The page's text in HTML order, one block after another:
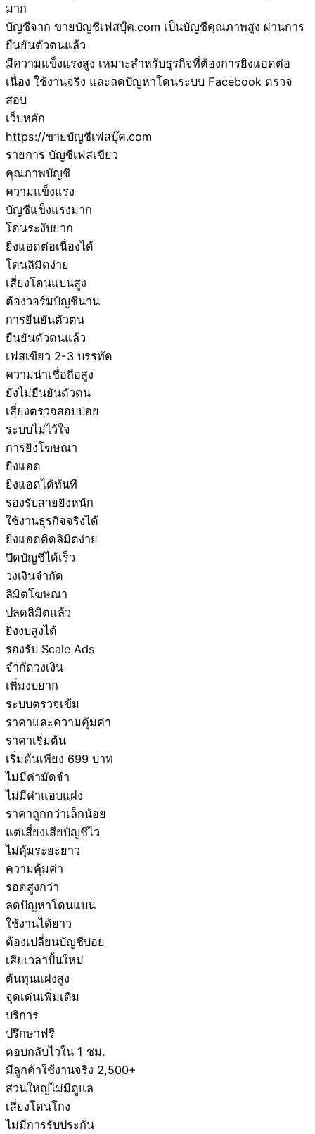
มาก
บัญชีจาก ขายบัญชีเฟสบุ๊ค.com เป็นบัญชีคุณภาพสูง ผ่านการ
ยืนยันตัวตนแล้ว
มีความแข็งแรงสูง เหมาะสำหรับธุรกิจที่ต้องการยิงแอดต่อ
เนื่อง ใช้งานจริง และลดปัญหาโดนระบบ Facebook ตรวจ
สอบ
เว็บหลัก
https://ขายบัญชีเฟสบุ๊ค.com
รายการ บัญชีเฟสเขียว
คุณภาพบัญชี
ความแข็งแรง
บัญชีแข็งแรงมาก
โดนระงับยาก
ยิงแอดต่อเนื่องได้
โดนลิมิตง่าย
เสี่ยงโดนแบนสูง
ต้องวอร์มบัญชีนาน
การยืนยันตัวตน
ยืนยันตัวตนแล้ว
เฟสเขียว 2-3 บรรทัด
ความน่าเชื่อถือสูง
ยังไม่ยืนยันตัวตน
เสี่ยงตรวจสอบบ่อย
ระบบไม่ไว้ใจ
การยิงโฆษณา
ยิงแอด
ยิงแอดได้ทันที
รองรับสายยิงหนัก
ใช้งานธุรกิจจริงได้
ยิงแอดติดลิมิตง่าย
ปิดบัญชีได้เร็ว
วงเงินจำกัด
ลิมิตโฆษณา
ปลดลิมิตแล้ว
ยิงงบสูงได้
รองรับ Scale Ads
จำกัดวงเงิน
เพิ่มงบยาก
ระบบตรวจเข้ม
ราคาและความคุ้มค่า
ราคาเริ่มต้น
เริ่มต้นเพียง 699 บาท
ไม่มีค่ามัดจำ
ไม่มีค่าแอบแฝง
ราคาถูกกว่าเล็กน้อย
แต่เสี่ยงเสียบัญชีไว
ไม่คุ้มระยะยาว
ความคุ้มค่า
รอดสูงกว่า
ลดปัญหาโดนแบน
ใช้งานได้ยาว
ต้องเปลี่ยนบัญชีบ่อย
เสียเวลาปั้นใหม่
ต้นทุนแฝงสูง
จุดเด่นเพิ่มเติม
บริการ
ปรึกษาฟรี
ตอบกลับไวใน 1 ชม.
มีลูกค้าใช้งานจริง 2,500+
ส่วนใหญ่ไม่มีดูแล
เสี่ยงโดนโกง
ไม่มีการรับประกัน